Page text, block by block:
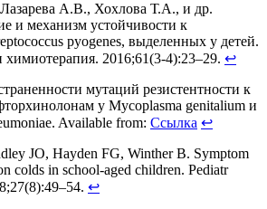
А.В., Хохлова Т.А., и др.
и механизм устойчивости к
pyogenes, выделенных у детей.
2016;61(3-4):23–29. ↩
мутаций резистентности к
у Mycoplasma genitalium и
Available from: Ссылка ↩
JO, Hayden FG, Winther B. Symptom
colds in school-aged children. Pediatr
↩